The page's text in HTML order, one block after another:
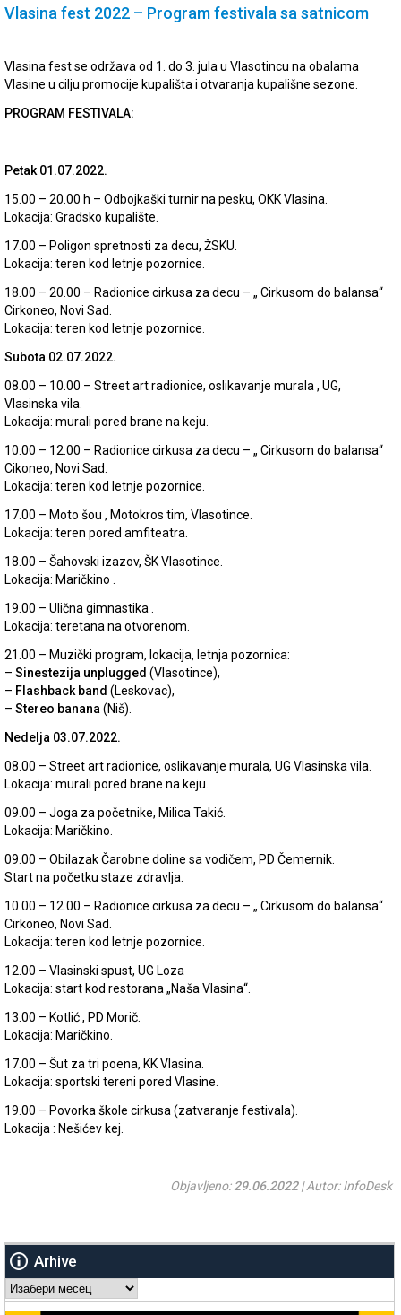
Vlasina fest 2022 – Program festivala sa satnicom
Vlasina fest se održava od 1. do 3. jula u Vlasotincu na obalama
Vlasine u cilju promocije kupališta i otvaranja kupališne sezone.
PROGRAM FESTIVALA:
Petak 01.07.2022.
15.00 – 20.00 h – Odbojkaški turnir na pesku, OKK Vlasina.
Lokacija: Gradsko kupalište.
17.00 – Poligon spretnosti za decu, ŽSKU.
Lokacija: teren kod letnje pozornice.
18.00 – 20.00 – Radionice cirkusa za decu – „ Cirkusom do balansa“
Cirkoneo, Novi Sad.
Lokacija: teren kod letnje pozornice.
Subota 02.07.2022.
08.00 – 10.00 – Street art radionice, oslikavanje murala , UG,
Vlasinska vila.
Lokacija: murali pored brane na keju.
10.00 – 12.00 – Radionice cirkusa za decu – „ Cirkusom do balansa“
Cikoneo, Novi Sad.
Lokacija: teren kod letnje pozornice.
17.00 – Moto šou , Motokros tim, Vlasotince.
Lokacija: teren pored amfiteatra.
18.00 – Šahovski izazov, ŠK Vlasotince.
Lokacija: Maričkino .
19.00 – Ulična gimnastika .
Lokacija: teretana na otvorenom.
21.00 – Muzički program, lokacija, letnja pozornica:
– Sinestezija unplugged (Vlasotince),
– Flashback band (Leskovac),
– Stereo banana (Niš).
Nedelja 03.07.2022.
08.00 – Street art radionice, oslikavanje murala, UG Vlasinska vila.
Lokacija: murali pored brane na keju.
09.00 – Joga za početnike, Milica Takić.
Lokacija: Maričkino.
09.00 – Obilazak Čarobne doline sa vodičem, PD Čemernik.
Start na početku staze zdravlja.
10.00 – 12.00 – Radionice cirkusa za decu – „ Cirkusom do balansa“
Cirkoneo, Novi Sad.
Lokacija: teren kod letnje pozornice.
12.00 – Vlasinski spust, UG Loza
Lokacija: start kod restorana „Naša Vlasina“.
13.00 – Kotlić , PD Morič.
Lokacija: Maričkino.
17.00 – Šut za tri poena, KK Vlasina.
Lokacija: sportski tereni pored Vlasine.
19.00 – Povorka škole cirkusa (zatvaranje festivala).
Lokacija : Nešićev kej.
Objavljeno:29.06.2022| Autor: InfoDesk
Arhive
Arhive